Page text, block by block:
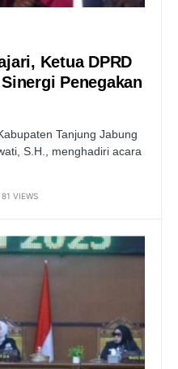
Ketua DPRD
Penegakan
Tanjung Jabung
S.H., menghadiri acara
81 VIEWS